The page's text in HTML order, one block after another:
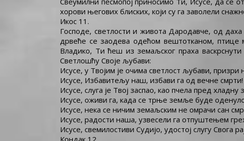
хорови његових блиских, који су га заволели
Икос 11.
Господе, светлости и живота Дародавче, од
дрвеће се заодева одећом вештотканом, птице
Владико, Ти ћеш из земаљског праха
Светлошћу Своје љубави:
Исусе, у Твојим је очима светлост љубави,
Исусе, Избавитељу наш, избави га од вечне смрти!
Исусе, слуга је Твој заспао, као пчела пред
Исусе, оживи га, када се трње земље буде
Исусе, нека се ничим земаљским не омрачи сан
Исусе, радости наша, узвесели га отпуштењем
Исусе, свемилостиви Судијо, удостој слугу Свога
Кондак 12.